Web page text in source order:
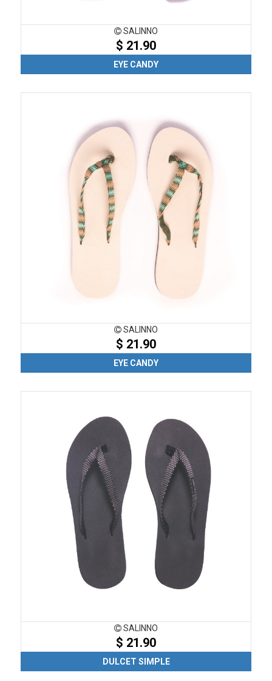
SALINNO
$ 21.90
EYE CANDY
SALINNO
$ 21.90
EYE CANDY
SALINNO
$ 21.90
DULCET SIMPLE